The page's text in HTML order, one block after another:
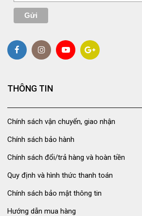
THÔNG TIN
Chính sách vận chuyển, giao nhận
Chính sách bảo hành
Chính sách đổi/trả hàng và hoàn tiền
Quy định và hình thức thanh toán
Chính sách bảo mật thông tin
Hướng dẫn mua hàng